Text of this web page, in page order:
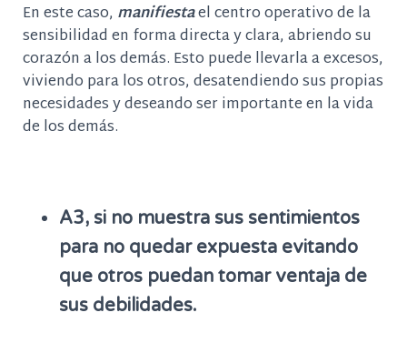
En este caso, manifiestael centro operativo de la
sensibilidad en forma directa y clara, abriendo su
corazón a los demás. Esto puede llevarla a excesos,
viviendo para los otros, desatendiendo sus propias
necesidades y deseando ser importante en la vida
de los demás.
A3, si no muestra sus sentimientos
para no quedar expuesta evitando
que otros puedan tomar ventaja de
sus debilidades.